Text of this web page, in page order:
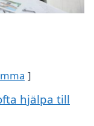
hjälpa till